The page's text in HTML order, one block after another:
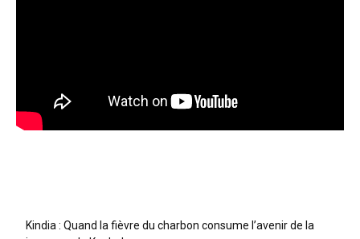
Kindia : Quand la fièvre du charbon consume l’avenir de la